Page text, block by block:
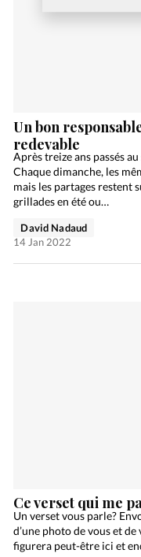
Un bon
redevable
Après treize ans passés
Chaque dimanche, les
mais les partages restent
grillades en été ou…
David Nadaud
14 Jan 2022
Ce verset qui me
Un verset vous parle?
d’une photo de vous et
figurera peut-être ici et